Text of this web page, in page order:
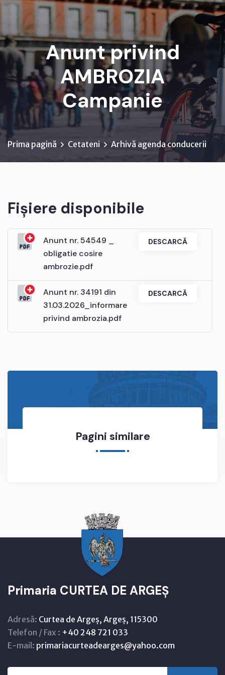
Anunt privind
AMBROZIA
Campanie
Prima pagină Cetateni Arhivă agenda conducerii
Fișiere disponibile
Anunt nr. 54549 _
obligatie cosire
ambrozie.pdf
DESCARCĂ
Anunt nr. 34191 din
31.03.2026_informare
privind ambrozia.pdf
DESCARCĂ
Pagini similare
Primaria CURTEA DE ARGEȘ
Adresă: Curtea de Argeș, Argeș, 115300
Telefon / Fax : +40 248 721 033
E-mail: primariacurteadearges@yahoo.com